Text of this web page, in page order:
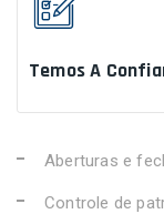
Temos A
Aberturas e
Controle de